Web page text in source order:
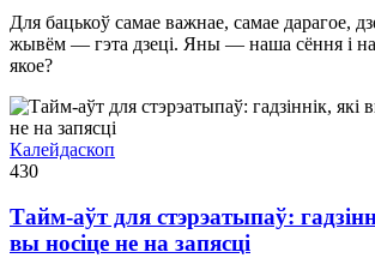
Для бацькоў самае важнае, самае дарагое,
жывём — гэта дзеці. Яны — наша сёння і
якое?
Калейдаскоп
430
Тайм-аўт для стэрэатыпаў:
вы носіце не на запясці